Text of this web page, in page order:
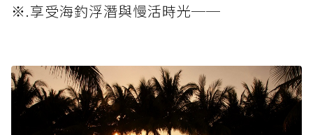
※.享受海釣浮潛與慢活時光──